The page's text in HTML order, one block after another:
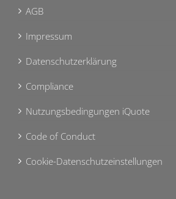
AGB
Impressum
Datenschutzerklärung
Compliance
Nutzungsbedingungen iQuote
Code of Conduct
Cookie-Datenschutzeinstellungen